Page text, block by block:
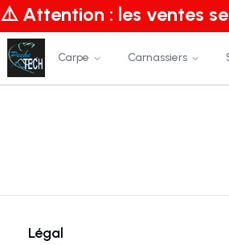
⚠️ Attention : les ventes
Carpe Carnassiers
Légal